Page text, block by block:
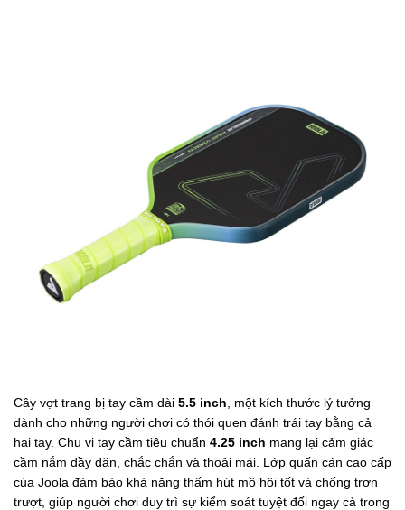
Cây vợt trang bị tay cầm dài 5.5 inch , một kích thước lý tưởng
dành cho những người chơi có thói quen đánh trái tay bằng cả
hai tay. Chu vi tay cầm tiêu chuẩn 4.25 inch mang lại cảm giác
cầm nắm đầy đặn, chắc chắn và thoải mái. Lớp quấn cán cao cấp
của Joola đảm bảo khả năng thấm hút mồ hôi tốt và chống trơn
trượt, giúp người chơi duy trì sự kiểm soát tuyệt đối ngay cả trong